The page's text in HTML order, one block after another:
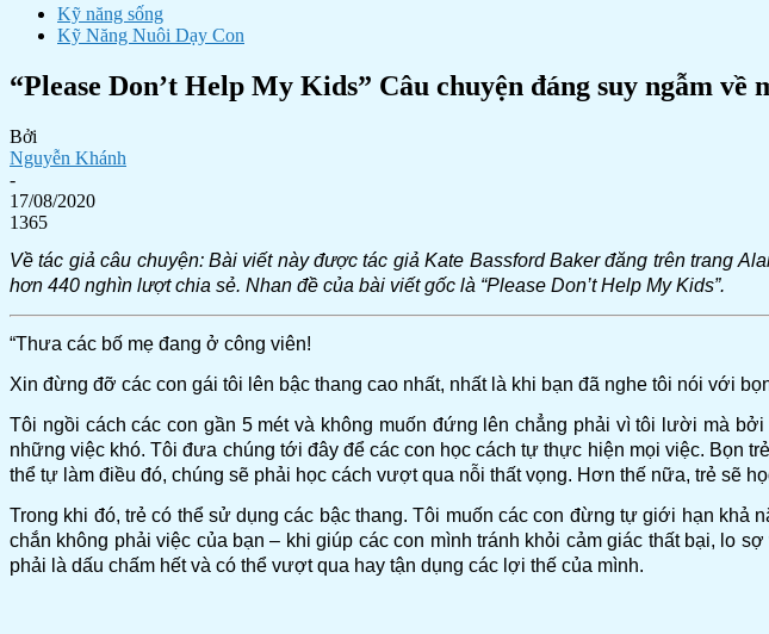
Kỹ năng sống
Kỹ Năng Nuôi Dạy Con
“Please Don’t Help My Kids” Câu chuyện đáng suy ngẫm
Bởi
Nguyễn Khánh
-
17/08/2020
1365
Về tác giả câu chuyện: Bài viết này được tác giả Kate Bassford Baker đăng trên trang
hơn 440 nghìn lượt chia sẻ. Nhan đề của bài viết gốc là “Please Don’t Help My Kids”.
“Thưa các bố mẹ đang ở công viên!
Xin đừng đỡ các con gái tôi lên bậc thang cao nhất, nhất là khi bạn đã nghe tôi nói với
Tôi ngồi cách các con gần 5 mét và không muốn đứng lên chẳng phải vì tôi lười mà
những việc khó. Tôi đưa chúng tới đây để các con học cách tự thực hiện mọi việc. Bọn
thể tự làm điều đó, chúng sẽ phải học cách vượt qua nỗi thất vọng. Hơn thế nữa, trẻ sẽ
Trong khi đó, trẻ có thể sử dụng các bậc thang. Tôi muốn các con đừng tự giới hạn
chắn không phải việc của bạn – khi giúp các con mình tránh khỏi cảm giác thất bại, lo
phải là dấu chấm hết và có thể vượt qua hay tận dụng các lợi thế của mình.